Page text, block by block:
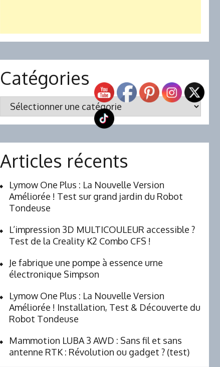
Catégories
Catégories
Articles récents
Lymow One Plus : La Nouvelle Version
Améliorée ! Test sur grand jardin du Robot
Tondeuse
L’impression 3D MULTICOULEUR accessible ?
Test de la Creality K2 Combo CFS !
Je fabrique une pompe à essence urne
électronique Simpson
Lymow One Plus : La Nouvelle Version
Améliorée ! Installation, Test & Découverte du
Robot Tondeuse
Mammotion LUBA 3 AWD : Sans fil et sans
antenne RTK : Révolution ou gadget ? (test)